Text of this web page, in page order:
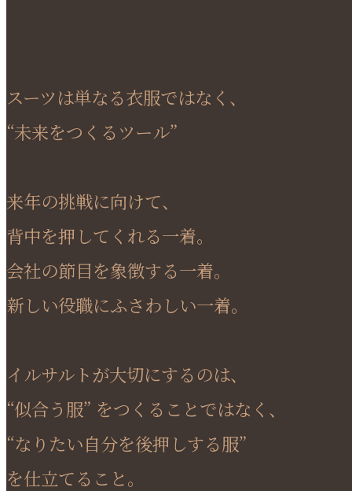
スーツは単なる衣服ではなく、
“未来をつくるツール”
来年の挑戦に向けて、
背中を押してくれる一着。
会社の節目を象徴する一着。
新しい役職にふさわしい一着。
イルサルトが大切にするのは、
“似合う服” をつくることではなく、
“なりたい自分を後押しする服”
を仕立てること。